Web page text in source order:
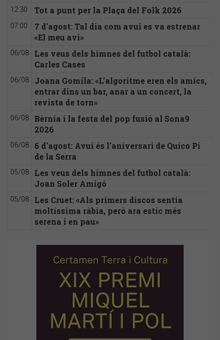
12:30 Tot a punt per la Plaça del Folk 2026
07:00
7 d'agost: Tal dia com avui es va estrenar
«El meu avi»
06/08
Les veus dels himnes del futbol català:
Carles Cases
06/08
Joana Gomila: «L’algoritme eren els amics,
entrar dins un bar, anar a un concert, la
revista de torn»
06/08
Bèrnia i la festa del pop fusió al Sona9
2026
06/08
6 d'agost: Avui és l'aniversari de Quico Pi
de la Serra
05/08
Les veus dels himnes del futbol català:
Joan Soler Amigó
05/08
Les Cruet: «Als primers discos sentia
moltíssima ràbia, però ara estic més
serena i en pau»